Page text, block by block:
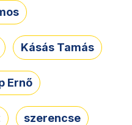
Kásás Tamás
Ernő
szerencse